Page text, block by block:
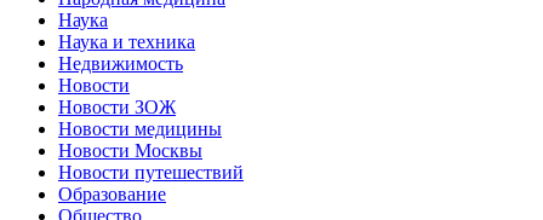
Наука
Наука и техника
Недвижимость
Новости
Новости ЗОЖ
Новости медицины
Новости Москвы
Новости путешествий
Образование